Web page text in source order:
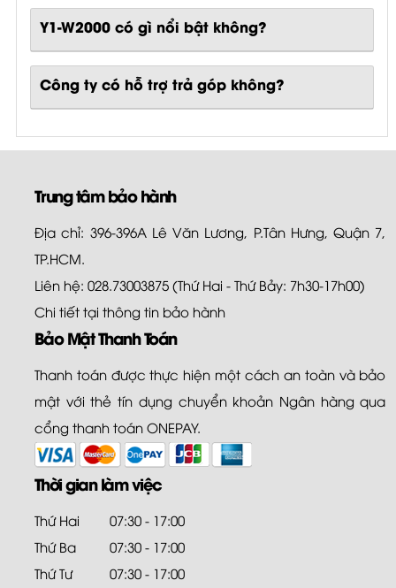
Y1-W2000có gì nổi bật không?
Công ty có hỗ trợ trả góp không?
Trung tâm bảo hành
Địa chỉ: 396-396A Lê Văn Lương, P.Tân Hưng, Quận 7,
TP.HCM.
Liên hệ: 028.73003875 (Thứ Hai - Thứ Bảy: 7h30-17h00)
Chi tiết tại thông tin bảo hành
Bảo Mật Thanh Toán
Thanh toán được thực hiện một cách an toàn và bảo
mật với thẻ tín dụng chuyển khoản Ngân hàng qua
cổng thanh toán ONEPAY.
Thời gian làm việc
Thứ Hai
07:30 - 17:00
Thứ Ba
07:30 - 17:00
Thứ Tư
07:30 - 17:00